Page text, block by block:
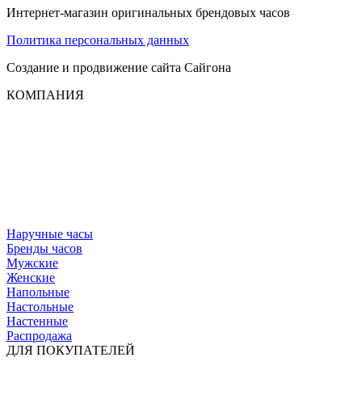
Интернет-магазин оригинальных брендовых часов
Политика персональных данных
Создание и продвижение сайта Сайгона
КОМПАНИЯ
Наручные часы
Бренды часов
Мужские
Женские
Напольные
Настольные
Настенные
Распродажа
ДЛЯ ПОКУПАТЕЛЕЙ